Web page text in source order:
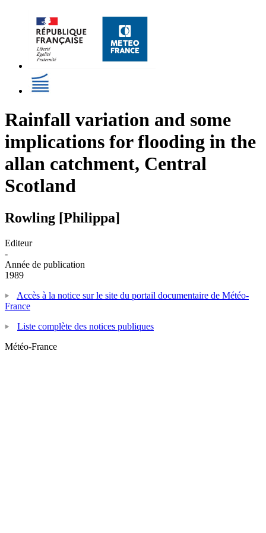
Rainfall variation and some
implications for flooding in the
allan catchment, Central
Scotland
Rowling [Philippa]
Editeur
-
Année de publication
1989
Accès à la notice sur le site du portail documentaire de Météo-
France
Liste complète des notices publiques
Météo-France